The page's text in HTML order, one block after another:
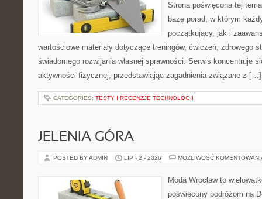
Strona poświęcona tej
bazę porad, w którym
początkujący, jak i
wartościowe materiały dotyczące treningów, ćwiczeń, zdrowego
świadomego rozwijania własnej sprawności. Serwis koncentruje
aktywności fizycznej, przedstawiając zagadnienia związane z […]
CATEGORIES: TESTY I RECENZJE TECHNOLOGII
JELENIA GÓRA
POSTED BY ADMIN LIP - 2 - 2026 MOŻLIWOŚĆ
Moda Wrocław to
poświęcony podróżom na